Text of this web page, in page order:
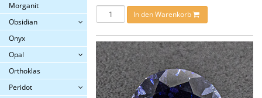
Morganit
Obsidian
Onyx
Opal
Orthoklas
Peridot
In den Warenkorb